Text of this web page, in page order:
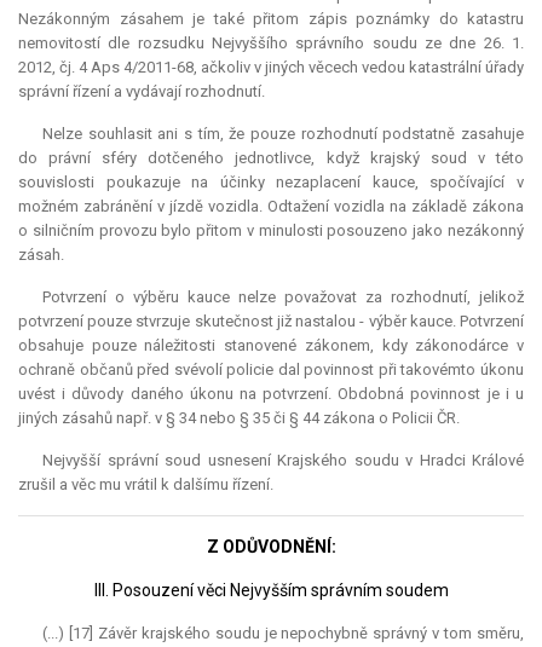
Nezákonným zásahem je také přitom zápis poznámky do katastru
nemovitostí dle rozsudku Nejvyššího správního soudu ze dne 26. 1.
2012, čj. 4 Aps 4/2011-68, ačkoliv v jiných věcech vedou katastrální úřady
správní řízení a vydávají rozhodnutí.
Nelze souhlasit ani s tím, že pouze rozhodnutí podstatně zasahuje
do právní sféry dotčeného jednotlivce, když krajský soud v této
souvislosti poukazuje na účinky nezaplacení
kauce, spočívající v
možném zabránění v jízdě vozidla. Odtažení vozidla na základě zákona
o silničním provozu bylo přitom v minulosti posouzeno jako nezákonný
zásah.
Potvrzení o výběru kauce nelze považovat za rozhodnutí, jelikož
potvrzení pouze stvrzuje skutečnost již nastalou - výběr kauce. Potvrzení
obsahuje pouze náležitosti stanovené zákonem, kdy zákonodárce v
ochraně občanů před svévolí policie dal povinnost při takovémto úkonu
uvést i důvody daného úkonu na potvrzení. Obdobná povinnost je i u
jiných zásahů např. v § 34 nebo § 35 či § 44 zákona o Policii ČR.
Nejvyšší správní soud usnesení Krajského soudu v Hradci Králové
zrušil a věc mu vrátil k dalšímu řízení.
Z ODŮVODNĚNÍ:
III. Posouzení věci Nejvyšším správním soudem
(...) [17] Závěr krajského soudu je nepochybně správný v tom směru,